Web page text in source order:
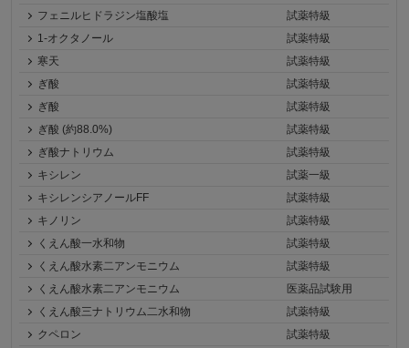
フェニルヒドラジン塩酸塩
試薬特級
1-オクタノール
試薬特級
寒天
試薬特級
ぎ酸
試薬特級
ぎ酸
試薬特級
ぎ酸 (約88.0%)
試薬特級
ぎ酸ナトリウム
試薬特級
キシレン
試薬一級
キシレンシアノールFF
試薬特級
キノリン
試薬特級
くえん酸一水和物
試薬特級
くえん酸水素二アンモニウム
試薬特級
くえん酸水素二アンモニウム
医薬品試験用
くえん酸三ナトリウム二水和物
試薬特級
クペロン
試薬特級